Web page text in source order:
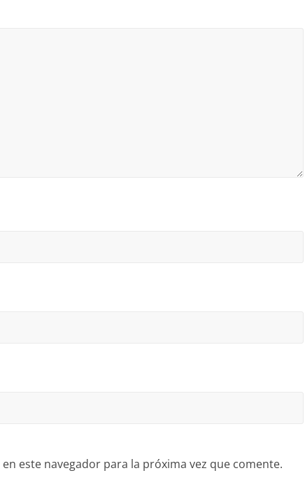
este navegador para la próxima vez que comente.